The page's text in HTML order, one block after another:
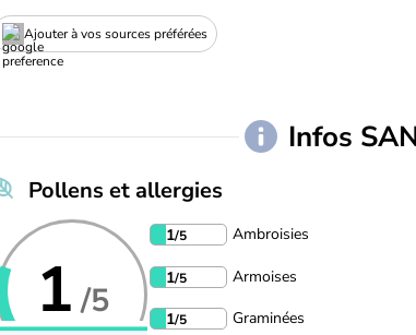
Ajouter à vos sources préférées
Infos
Pollens et allergies
1 /5
1/5 Ambroisies
1/5 Armoises
1/5 Graminées